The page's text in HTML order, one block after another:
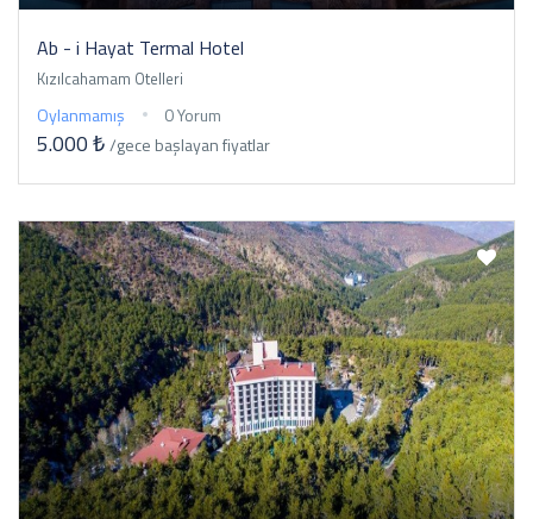
Ab - i Hayat Termal Hotel
Kızılcahamam Otelleri
Oylanmamış 0 Yorum
5.000 ₺/gece başlayan fiyatlar